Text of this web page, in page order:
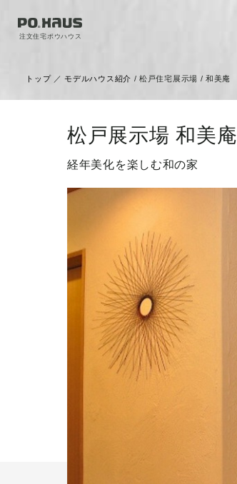
注文住宅ポウハウス
トップ／モデルハウス紹介 / 松戸住宅展示場 / 和美庵
松戸展示場 和美庵
経年美化を楽しむ和の家